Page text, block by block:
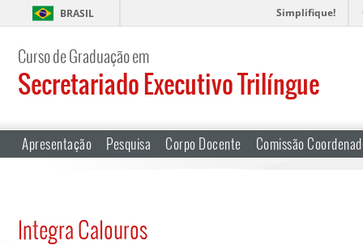
BRASIL Simplifique!
Curso de Graduação em
Secretariado Executivo Trilíngue
Apresentação Pesquisa Corpo Docente Comissão
Integra Calouros